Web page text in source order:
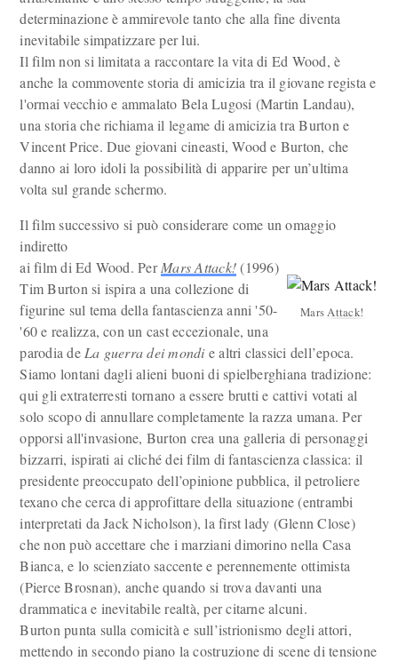
determinazione è ammirevole tanto che alla fine diventa
inevitabile simpatizzare per lui.
Il film non si limitata a raccontare la vita di Ed Wood, è
anche la commovente storia di amicizia tra il giovane regista e
l'ormai vecchio e ammalato Bela Lugosi (Martin Landau),
una storia che richiama il legame di amicizia tra Burton e
Vincent Price. Due giovani cineasti, Wood e Burton, che
danno ai loro idoli la possibilità di apparire per un’ultima
volta sul grande schermo.
Il film successivo si può considerare come un omaggio
indiretto
Mars Attack!
ai film di Ed Wood. PerMars Attack!(1996)
Tim Burton si ispira a una collezione di
figurine sul tema della fantascienza anni '50-
'60 e realizza, con un cast eccezionale, una
parodia de La guerra dei mondie altri classici dell’epoca.
Siamo lontani dagli alieni buoni di spielberghiana tradizione:
qui gli extraterresti tornano a essere brutti e cattivi votati al
solo scopo di annullare completamente la razza umana. Per
opporsi all'invasione, Burton crea una galleria di personaggi
bizzarri, ispirati ai cliché dei film di fantascienza classica: il
presidente preoccupato dell’opinione pubblica, il petroliere
texano che cerca di approfittare della situazione (entrambi
interpretati da Jack Nicholson), la first lady (Glenn Close)
che non può accettare che i marziani dimorino nella Casa
Bianca, e lo scienziato saccente e perennemente ottimista
(Pierce Brosnan), anche quando si trova davanti una
drammatica e inevitabile realtà, per citarne alcuni.
Burton punta sulla comicità e sull’istrionismo degli attori,
mettendo in secondo piano la costruzione di scene di tensione